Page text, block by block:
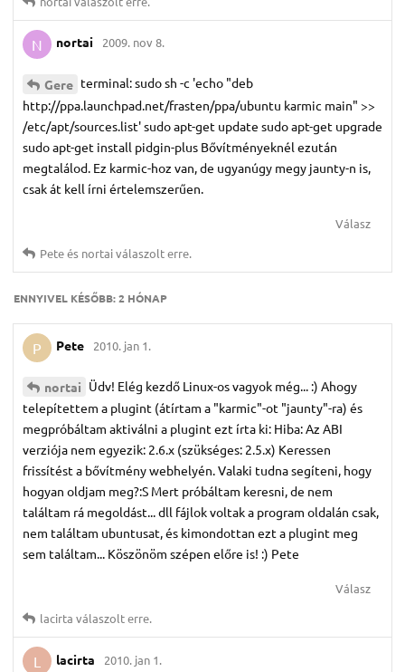
N nortai 2009. nov 8.
Gere terminal: sudo sh -c 'echo "deb
http://ppa.launchpad.net/frasten/ppa/ubuntu karmic main" >>
/etc/apt/sources.list' sudo apt-get update sudo apt-get upgrade
sudo apt-get install pidgin-plus Bővítményeknél ezután
megtalálod. Ez karmic-hoz van, de ugyanúgy megy jaunty-n is,
csak át kell írni értelemszerűen.
Válasz
Peteés nortaiválaszolt erre.
ENNYIVEL KÉSŐBB:2 HÓNAP
P Pete 2010. jan 1.
nortai Üdv! Elég kezdő Linux-os vagyok még... :) Ahogy
telepítettem a plugint (átírtam a "karmic"-ot "jaunty"-ra) és
megpróbáltam aktiválni a plugint ezt írta ki: Hiba: Az ABI
verziója nem egyezik: 2.6.x (szükséges: 2.5.x) Keressen
frissítést a bővítmény webhelyén. Valaki tudna segíteni, hogy
hogyan oldjam meg?:S Mert próbáltam keresni, de nem
találtam rá megoldást... dll fájlok voltak a program oldalán csak,
nem találtam ubuntusat, és kimondottan ezt a plugint meg
sem találtam... Köszönöm szépen előre is! :) Pete
Válasz
lacirta válaszolt erre.
L lacirta 2010. jan 1.